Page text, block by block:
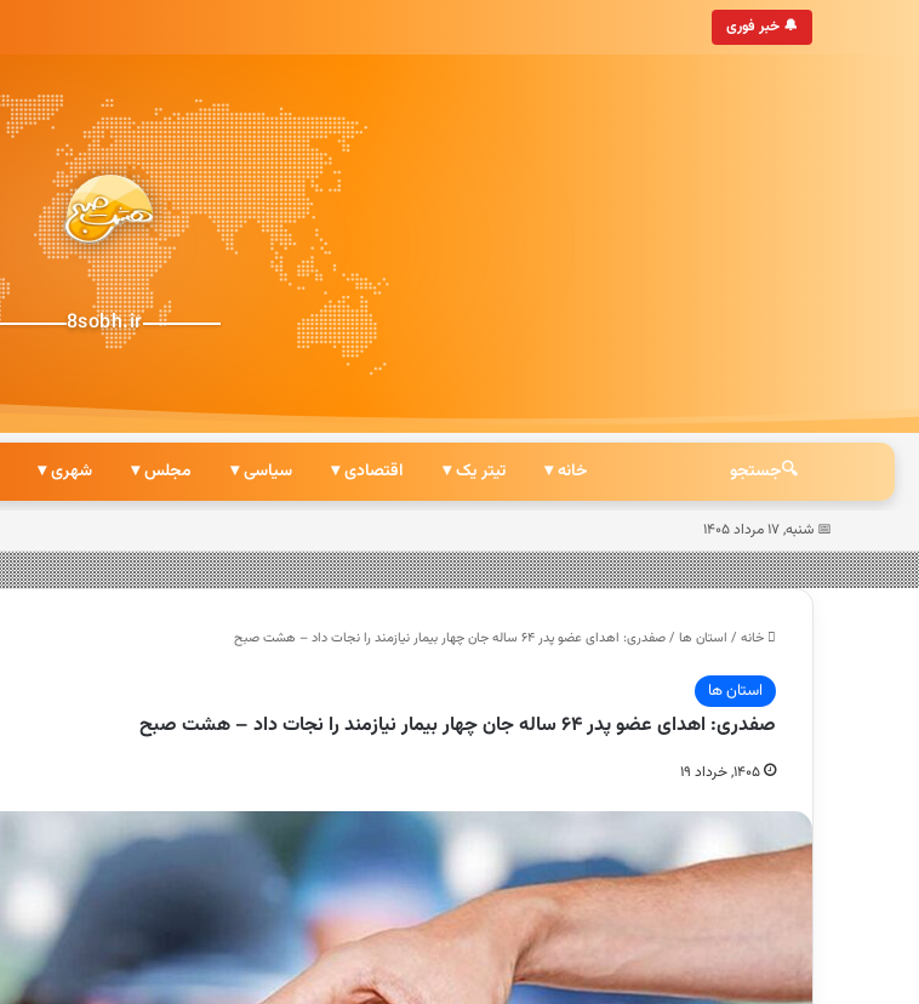
🔔 خبر فوری
• به‌روزترین خبرگزاری ایرانی
8sobh.ir
🔍جستجو خانه ▾ تیتر یک ▾ اقتصادی ▾ سیاسی ▾ مجلس ▾ شهری ▾
📅 شنبه, ۱۷ مرداد ۱۴۰۵
خانه / استان ها /صفدری: اهدای عضو پدر ۶۴ ساله جان چهار بیمار نیازمند را نجات داد – هشت صبح
استان ها
صفدری: اهدای عضو پدر ۶۴ ساله جان چهار بیمار نیازمند را نجات داد – هشت صبح
۱۴۰۵, خرداد ۱۹